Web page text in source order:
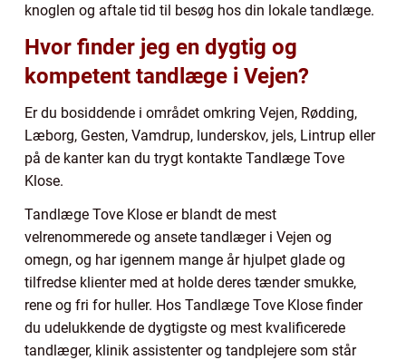
knoglen og aftale tid til besøg hos din lokale tandlæge.
Hvor finder jeg en dygtig og
kompetent tandlæge i Vejen?
Er du bosiddende i området omkring Vejen, Rødding,
Læborg, Gesten, Vamdrup, lunderskov, jels, Lintrup eller
på de kanter kan du trygt kontakte Tandlæge Tove
Klose.
Tandlæge Tove Klose er blandt de mest
velrenommerede og ansete tandlæger i Vejen og
omegn, og har igennem mange år hjulpet glade og
tilfredse klienter med at holde deres tænder smukke,
rene og fri for huller. Hos Tandlæge Tove Klose finder
du udelukkende de dygtigste og mest kvalificerede
tandlæger, klinik assistenter og tandplejere som står